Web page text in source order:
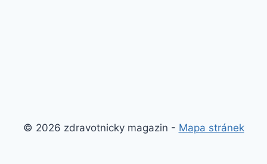
© 2026 zdravotnicky magazin - Mapa stránek